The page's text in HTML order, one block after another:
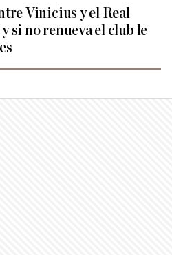
Vinicius y el Real
si no renueva el club le